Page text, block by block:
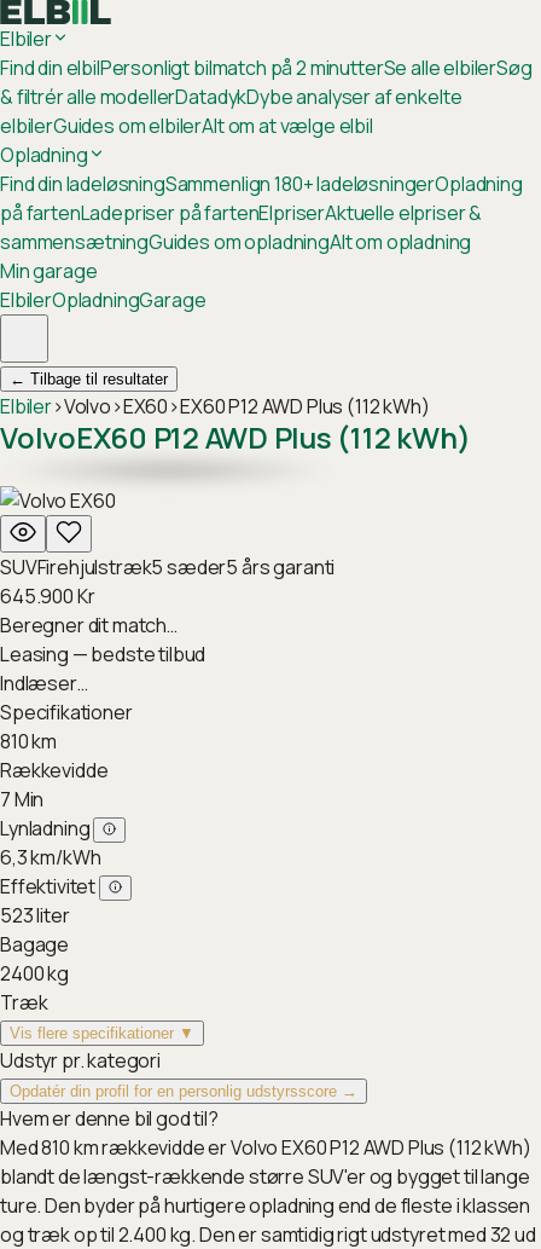
Elbiler
Find din elbilPersonligt bilmatch på 2 minutterSe alle elbilerSøg
& filtrér alle modellerDatadykDybe analyser af enkelte
elbilerGuides om elbilerAlt om at vælge elbil
Opladning
Find din ladeløsningSammenlign 180+ ladeløsningerOpladning
på fartenLadepriser på fartenElpriserAktuelle elpriser &
sammensætningGuides om opladningAlt om opladning
Min garage
ElbilerOpladningGarage
← Tilbage til resultater
Elbiler›Volvo›EX60›EX60 P12 AWD Plus (112 kWh)
VolvoEX60 P12 AWD Plus (112 kWh)
SUVFirehjulstræk5sæder5års garanti
645.900Kr
Beregner dit match…
Leasing — bedste tilbud
Indlæser…
Specifikationer
810km
Rækkevidde
7Min
Lynladning
6,3km/kWh
Effektivitet
523liter
Bagage
2400kg
Træk
Vis flere specifikationer ▼
Udstyr pr. kategori
Opdatér din profil for en personlig udstyrsscore →
Hvem er denne bil god til?
Med 810 km rækkevidde er Volvo EX60 P12 AWD Plus (112 kWh)
blandt de længst-rækkende større SUV'er og bygget til lange
ture. Den byder på hurtigere opladning end de fleste i klassen
og træk op til 2.400 kg. Den er samtidig rigt udstyret med 32 ud